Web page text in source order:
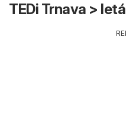
TEDi Trnava >